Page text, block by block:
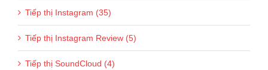
Tiếp thị Instagram (35)
Tiếp thị Instagram Review (5)
Tiếp thị SoundCloud (4)